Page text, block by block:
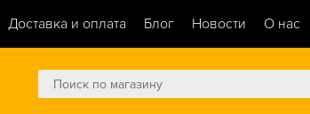
Доставка и оплата Блог Новости О нас